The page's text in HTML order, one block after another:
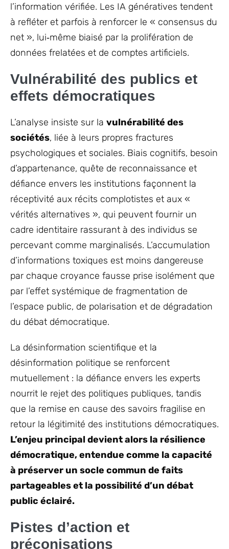
l’information vérifiée. Les IA génératives tendent
à refléter et parfois à renforcer le « consensus du
net », lui‑même biaisé par la prolifération de
données frelatées et de comptes artificiels.
Vulnérabilité des publics et
effets démocratiques
L’analyse insiste sur la vulnérabilité des
sociétés, liée à leurs propres fractures
psychologiques et sociales. Biais cognitifs, besoin
d’appartenance, quête de reconnaissance et
défiance envers les institutions façonnent la
réceptivité aux récits complotistes et aux «
vérités alternatives », qui peuvent fournir un
cadre identitaire rassurant à des individus se
percevant comme marginalisés. L’accumulation
d’informations toxiques est moins dangereuse
par chaque croyance fausse prise isolément que
par l’effet systémique de fragmentation de
l’espace public, de polarisation et de dégradation
du débat démocratique.
La désinformation scientifique et la
désinformation politique se renforcent
mutuellement : la défiance envers les experts
nourrit le rejet des politiques publiques, tandis
que la remise en cause des savoirs fragilise en
retour la légitimité des institutions démocratiques.
L’enjeu principal devient alors la résilience
démocratique, entendue comme la capacité
à préserver un socle commun de faits
partageables et la possibilité d’un débat
public éclairé.
Pistes d’action et
préconisations